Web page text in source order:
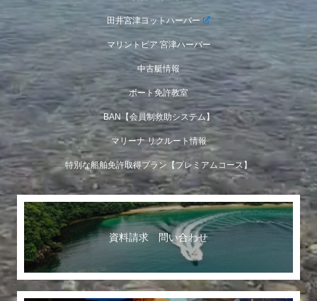
田井宮津ヨットハーバー
マリントピア 宮津ハーバー
中古艇情報
ボート免許教室
BAN【会員制救助システム】
マリーナ リクルート情報
特別な船舶免許取得プラン【プレミアムコース】
資料請求 問い合わせ